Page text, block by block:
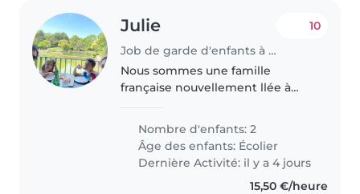
Julie
Job de garde d'enfants à Luxembourg
10
Nous sommes une famille
française nouvellement llée à
l'aise avec la cuisine, les tâches
ménagères et l'aide aux devoirs
pour..
Nombre d'enfants: 2
Âge des enfants: Écolier
Dernière Activité: il y a 4 jours
15,50 €/heure